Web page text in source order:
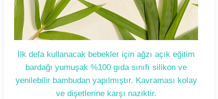
İlk defa kullanacak bebekler için ağzı açık eğitim
bardağı yumuşak %100 gıda sınıfı silikon ve
yenilebilir bambudan yapılmıştır. Kavraması kolay
ve dişetlerine karşı naziktir.